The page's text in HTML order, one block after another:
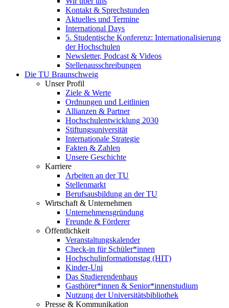
Kontakt & Sprechstunden
Aktuelles und Termine
International Days
5. Studentische Konferenz: Internationalisierung
der Hochschulen
Newsletter, Podcast & Videos
Stellenausschreibungen
Die TU Braunschweig
Unser Profil
Ziele & Werte
Ordnungen und Leitlinien
Allianzen & Partner
Hochschulentwicklung 2030
Stiftungsuniversität
Internationale Strategie
Fakten & Zahlen
Unsere Geschichte
Karriere
Arbeiten an der TU
Stellenmarkt
Berufsausbildung an der TU
Wirtschaft & Unternehmen
Unternehmensgründung
Freunde & Förderer
Öffentlichkeit
Veranstaltungskalender
Check-in für Schüler*innen
Hochschulinformationstag (HIT)
Kinder-Uni
Das Studierendenhaus
Gasthörer*innen & Senior*innenstudium
Nutzung der Universitätsbibliothek
Presse & Kommunikation